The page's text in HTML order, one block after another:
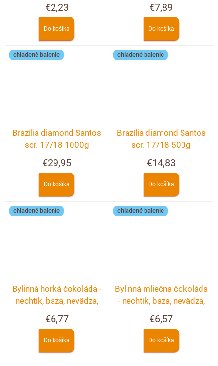
€2,23
Do košíka
€7,89
Do košíka
chladené balenie
Brazília diamond Santos
scr. 17/18 1000g
€29,95
Do košíka
chladené balenie
Brazília diamond Santos
scr. 17/18 500g
€14,83
Do košíka
chladené balenie
Bylinná horká čokoláda -
nechtík, baza, nevädza,
ruža
€6,77
Do košíka
chladené balenie
Bylinná mliečna čokoláda
- nechtík, baza, nevädza,
ruža
€6,57
Do košíka